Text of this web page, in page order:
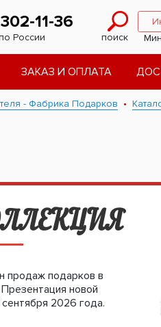
11-36
России поиск
ЗАКАЗ И ОПЛАТА
- Фабрика Подарков
продаж подарков в
новой
2026 года.